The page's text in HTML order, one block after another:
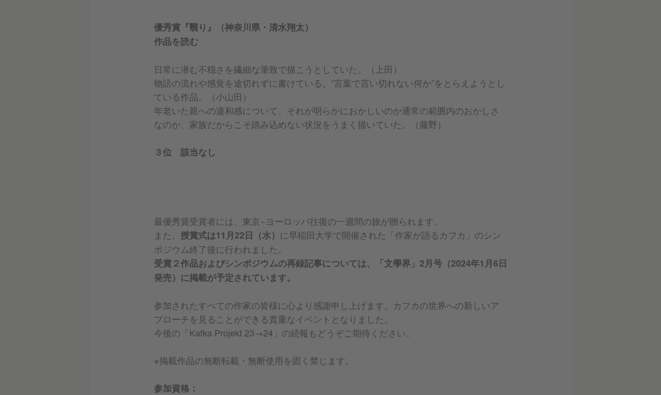
優秀賞『翳り』（神奈川県・清水翔太）
作品を読む
日常に潜む不穏さを繊細な筆致で描こうとしていた。（上田）
物語の流れや感覚を途切れずに書けている。“言葉で言い切れない何か”をとらえようとし
ている作品。（小山田）
年老いた親への違和感について、それが明らかにおかしいのか通常の範囲内のおかしさ
なのか、家族だからこそ踏み込めない状況をうまく描いていた。（藤野）
３位 該当なし
最優秀賞受賞者には、東京−ヨーロッパ往復の一週間の旅が贈られます。
また、 授賞式は11月22日（水） に早稲田大学で開催された「作家が語るカフカ」のシン
ポジウム終了後に行われました。
受賞２作品およびシンポジウムの再録記事については、「文學界」2月号（2024年1月6日
発売）に掲載が予定されています。
参加されたすべての作家の皆様に心より感謝申し上げます。カフカの世界への新しいア
プローチを見ることができる貴重なイベントとなりました。
今後の「Kafka Projekt 23→24」の続報もどうぞご期待ください。
※掲載作品の無断転載・無断使用を固く禁じます。
参加資格：